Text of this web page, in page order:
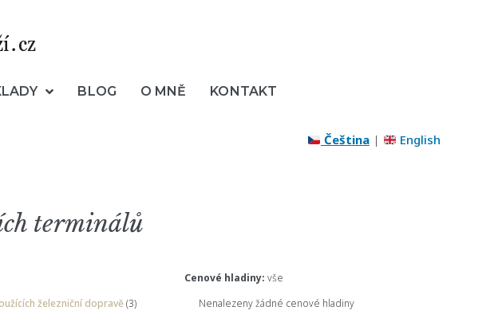
BLOG O MNĚ KONTAKT
Čeština| English
terminálů
železniční dopravě(3)
Cenové hladiny: vše
Nenalezeny žádné cenové hladiny